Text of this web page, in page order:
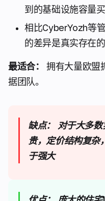
到的基础设施容量买
相比CyberYozh等
的差异是真实存在
最适合：
拥有大量欧盟
据团队。
缺点：
对于大多
贵，定价结构复杂
于强大